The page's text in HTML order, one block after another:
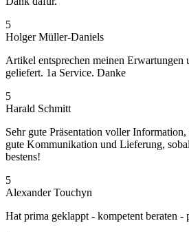
5
Holger Müller-Daniels
Artikel entsprechen meinen Erwartungen
geliefert. 1a Service. Danke
5
Harald Schmitt
Sehr gute Präsentation voller
gute Kommunikation und Lieferung,
bestens!
5
Alexander Touchyn
Hat prima geklappt - kompetent beraten -